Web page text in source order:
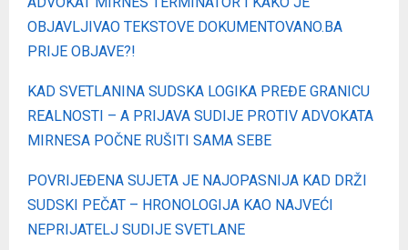
OBJAVLJIVAO TEKSTOVE DOKUMENTOVANO.BA
PRIJE OBJAVE?!
KAD SVETLANINA SUDSKA LOGIKA PREĐE GRANICU
REALNOSTI – A PRIJAVA SUDIJE PROTIV ADVOKATA
MIRNESA POČNE RUŠITI SAMA SEBE
POVRIJEĐENA SUJETA JE NAJOPASNIJA KAD DRŽI
SUDSKI PEČAT – HRONOLOGIJA KAO NAJVEĆI
NEPRIJATELJ SUDIJE SVETLANE